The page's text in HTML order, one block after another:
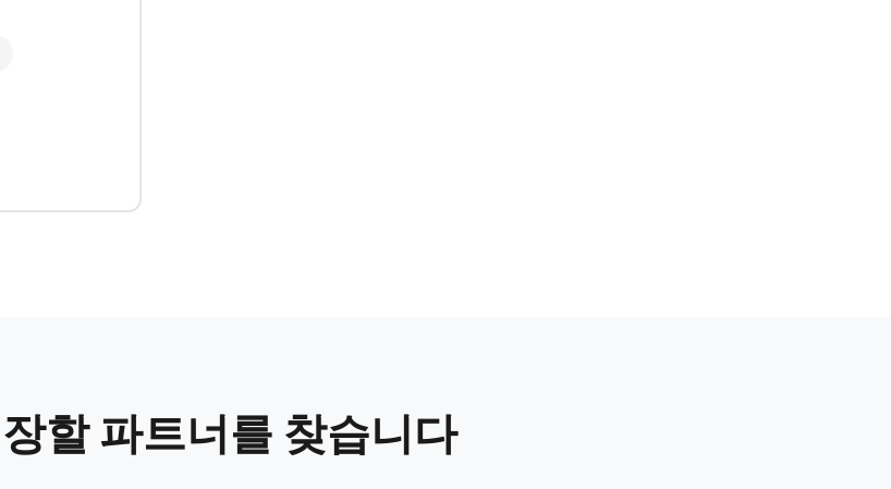
할 파트너를 찾습니다